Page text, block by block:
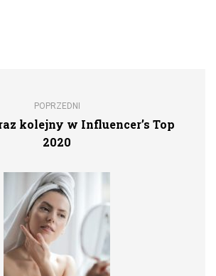
POPRZEDNI
kolejny w Influencer’s Top
2020